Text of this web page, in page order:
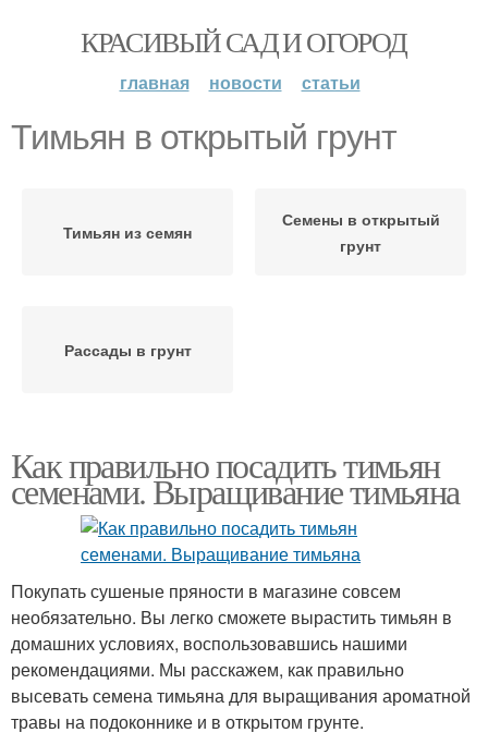
КРАСИВЫЙ САД И ОГОРОД
главная новости статьи
Тимьян в открытый грунт
Тимьян из семян
Семены в открытый
грунт
Рассады в грунт
Как правильно посадить тимьян
семенами. Выращивание тимьяна
Покупать сушеные пряности в магазине совсем
необязательно. Вы легко сможете вырастить тимьян в
домашних условиях, воспользовавшись нашими
рекомендациями. Мы расскажем, как правильно
высевать семена тимьяна для выращивания ароматной
травы на подоконнике и в открытом грунте.